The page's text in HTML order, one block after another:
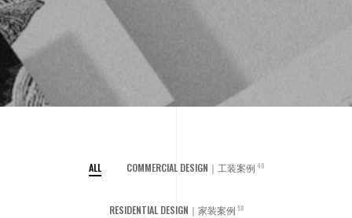
ALL COMMERCIAL DESIGN｜工装案例 40
RESIDENTIAL DESIGN｜家装案例 58